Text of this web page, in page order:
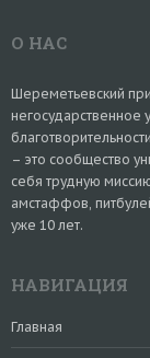
О НАС
Шереметьевский
негосударственное
– это сообщество
себя трудную
амстаффов,
уже 10 лет.
НАВИГАЦИЯ
Главная